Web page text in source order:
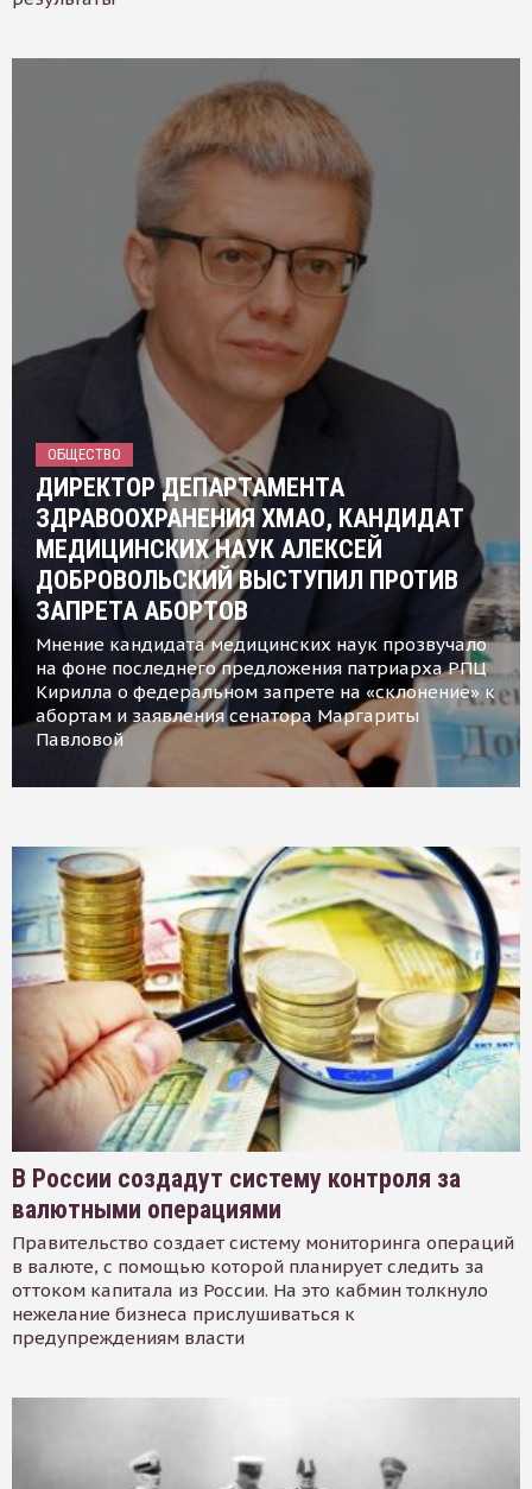
ОБЩЕСТВО
ДИРЕКТОР ДЕПАРТАМЕНТА
ЗДРАВООХРАНЕНИЯ ХМАО, КАНДИДАТ
МЕДИЦИНСКИХ НАУК АЛЕКСЕЙ
ДОБРОВОЛЬСКИЙ ВЫСТУПИЛ ПРОТИВ
ЗАПРЕТА АБОРТОВ
Мнение кандидата медицинских наук прозвучало
на фоне последнего предложения патриарха РПЦ
Кирилла о федеральном запрете на «склонение» к
абортам и заявления сенатора Маргариты
Павловой
В России создадут систему контроля за
валютными операциями
Правительство создает систему мониторинга операций
в валюте, с помощью которой планирует следить за
оттоком капитала из России. На это кабмин толкнуло
нежелание бизнеса прислушиваться к
предупреждениям власти